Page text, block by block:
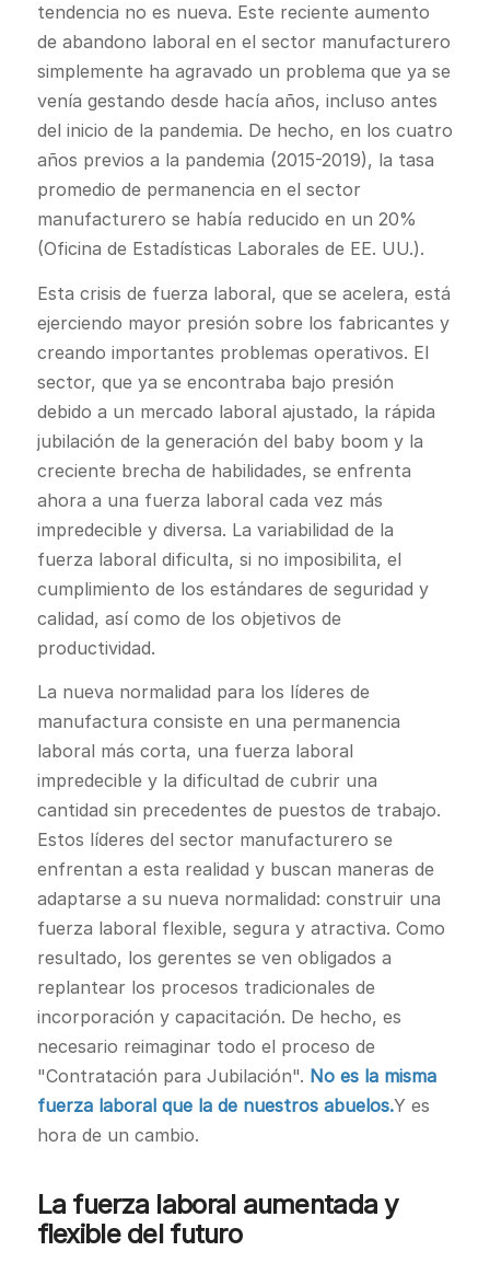
tendencia no es nueva. Este reciente aumento
de abandono laboral en el sector manufacturero
simplemente ha agravado un problema que ya se
venía gestando desde hacía años, incluso antes
del inicio de la pandemia. De hecho, en los cuatro
años previos a la pandemia (2015-2019), la tasa
promedio de permanencia en el sector
manufacturero se había reducido en un 20%
(Oficina de Estadísticas Laborales de EE. UU.).
Esta crisis de fuerza laboral, que se acelera, está
ejerciendo mayor presión sobre los fabricantes y
creando importantes problemas operativos. El
sector, que ya se encontraba bajo presión
debido a un mercado laboral ajustado, la rápida
jubilación de la generación del baby boom y la
creciente brecha de habilidades, se enfrenta
ahora a una fuerza laboral cada vez más
impredecible y diversa. La variabilidad de la
fuerza laboral dificulta, si no imposibilita, el
cumplimiento de los estándares de seguridad y
calidad, así como de los objetivos de
productividad.
La nueva normalidad para los líderes de
manufactura consiste en una permanencia
laboral más corta, una fuerza laboral
impredecible y la dificultad de cubrir una
cantidad sin precedentes de puestos de trabajo.
Estos líderes del sector manufacturero se
enfrentan a esta realidad y buscan maneras de
adaptarse a su nueva normalidad: construir una
fuerza laboral flexible, segura y atractiva. Como
resultado, los gerentes se ven obligados a
replantear los procesos tradicionales de
incorporación y capacitación. De hecho, es
necesario reimaginar todo el proceso de
"Contratación para Jubilación". No es la misma
fuerza laboral que la de nuestros abuelos.Y es
hora de un cambio.
La fuerza laboral aumentada y
flexible del futuro